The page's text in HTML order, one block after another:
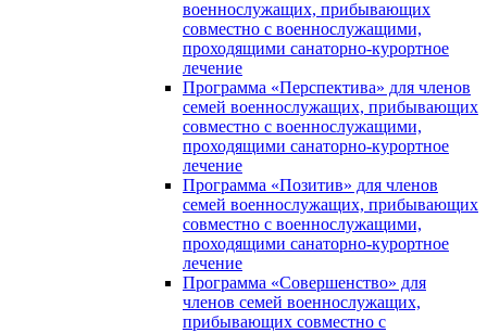
военнослужащих, прибывающих
совместно с военнослужащими,
проходящими санаторно-курортное
лечение
Программа «Перспектива» для членов
семей военнослужащих, прибывающих
совместно с военнослужащими,
проходящими санаторно-курортное
лечение
Программа «Позитив» для членов
семей военнослужащих, прибывающих
совместно с военнослужащими,
проходящими санаторно-курортное
лечение
Программа «Совершенство» для
членов семей военнослужащих,
прибывающих совместно с